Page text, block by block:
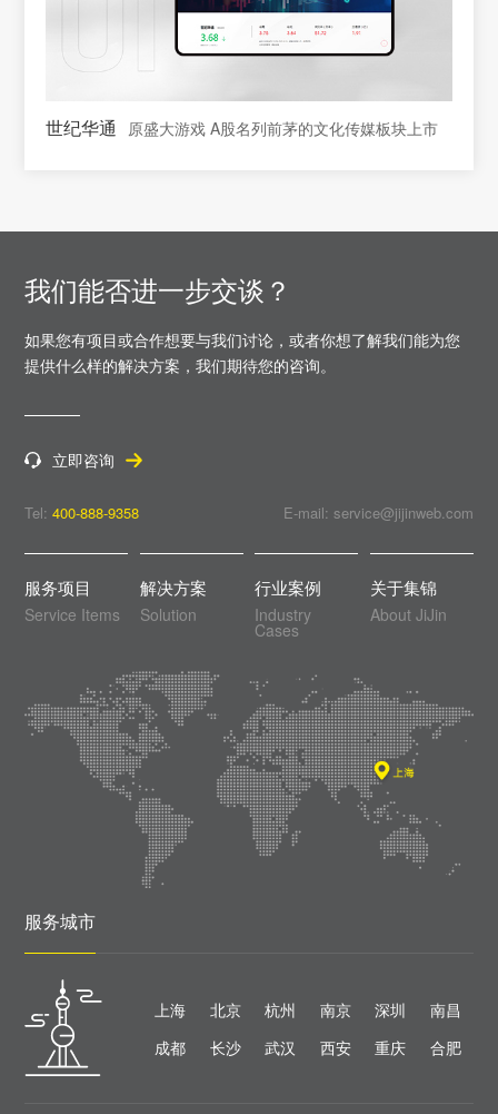
世纪华通 原盛大游戏 A股名列前茅的文化传媒板块上市
我们能否进一步交谈？
如果您有项目或合作想要与我们讨论，或者你想了解我们能为您
提供什么样的解决方案，我们期待您的咨询。
立即咨询
Tel:400-888-9358 E-mail: service@jijinweb.com
服务项目
Service Items
解决方案
Solution
行业案例
Industry
Cases
关于集锦
About JiJin
服务城市
上海 北京 杭州 南京 深圳
南昌
成都
长沙 武汉 西安 重庆 合肥